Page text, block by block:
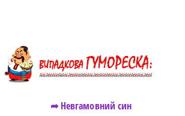
➦ Невгамовний син